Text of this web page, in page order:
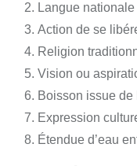
Langue
Action de se
Religion
Vision ou
Boisson issue
Expression
Étendue d’eau